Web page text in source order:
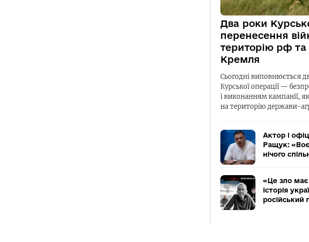
Два роки
перенесення
територію рф та
Кремля
Сьогодні виповнюється
Курської операції —
і виконанням кампанії,
на територію держави-
Актор і
Ращук:
нічого
«Це зло
історія
російський